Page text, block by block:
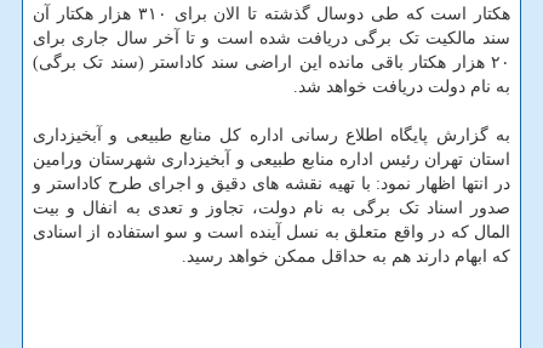
هکتار است که طی دوسال گذشته تا الان برای ۳۱۰ هزار هکتار آن
سند مالکیت تک برگی دریافت شده است و تا آخر سال جاری برای
۲۰ هزار هکتار باقی مانده این اراضی سند کاداستر (سند تک برگی)
به نام دولت دریافت خواهد شد.
به گزارش پایگاه اطلاع رسانی اداره کل منابع طبیعی و آبخیزداری
استان تهران رئیس اداره منابع طبیعی و آبخیزداری شهرستان ورامین
در انتها اظهار نمود: با تهیه نقشه های دقیق و اجرای طرح کاداستر و
صدور اسناد تک برگی به نام دولت، تجاوز و تعدی به انفال و بیت
المال که در واقع متعلق به نسل آینده است و سو استفاده از اسنادی
که ابهام دارند هم به حداقل ممکن خواهد رسید.